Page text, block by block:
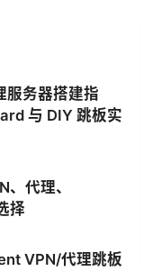
服务器搭建指
与 DIY 跳板实
代理、
择
VPN/代理跳板